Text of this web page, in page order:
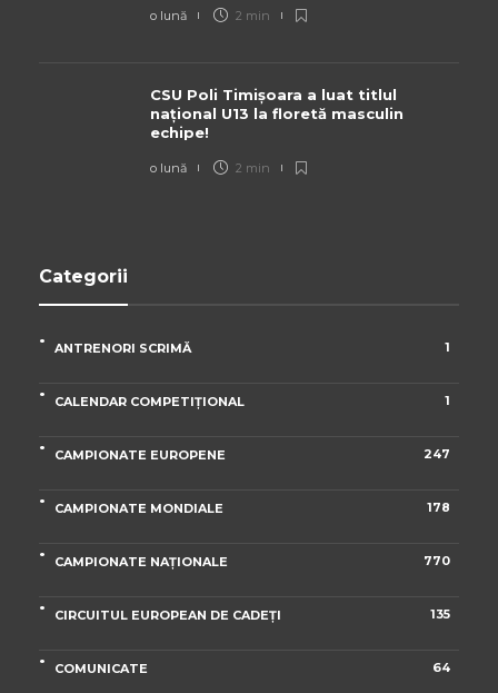
o lună 2 min
CSU Poli Timișoara a luat titlul
național U13 la floretă masculin
echipe!
o lună 2 min
Categorii
ANTRENORI SCRIMĂ 1
CALENDAR COMPETIȚIONAL 1
CAMPIONATE EUROPENE 247
CAMPIONATE MONDIALE 178
CAMPIONATE NAȚIONALE 770
CIRCUITUL EUROPEAN DE CADEȚI 135
COMUNICATE 64